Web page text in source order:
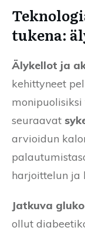
tukena:
Älykellot ja
kehittyneet
seuraavat
arvioidun
harjoittelun ja
Jatkuva
ollut